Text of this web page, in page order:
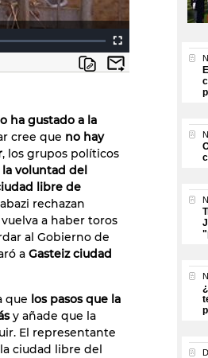
ha gustado a la
cree que no hay
, los grupos políticos
voluntad del
libre de
rechazan
a haber toros
al Gobierno de
a Gasteiz ciudad
que los pasos que la
y añade que la
El representante
ciudad libre del